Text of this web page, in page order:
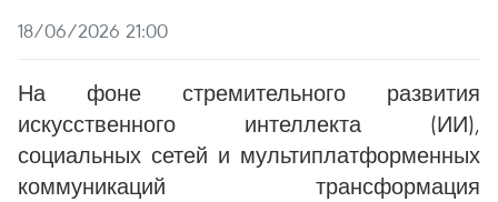
18/06/2026 21:00
На фоне стремительного развития
искусственного интеллекта (ИИ),
социальных сетей и мультиплатформенных
коммуникаций трансформация